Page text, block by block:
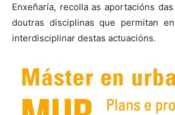
Enxeñaría, recolla as aportacións
doutras disciplinas que permitan
interdisciplinar destas actuacións.